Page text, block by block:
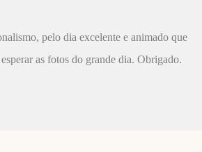
pelo dia excelente e animado que
as fotos do grande dia. Obrigado.